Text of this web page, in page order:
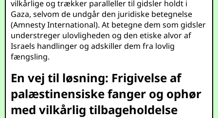
vilkårlige og trækker paralleller til gidsler holdt i
Gaza, selvom de undgår den juridiske betegnelse
(Amnesty International). At betegne dem som gidsler
understreger ulovligheden og den etiske alvor af
Israels handlinger og adskiller dem fra lovlig
fængsling.
En vej til løsning: Frigivelse af
palæstinensiske fanger og ophør
med vilkårlig tilbageholdelse